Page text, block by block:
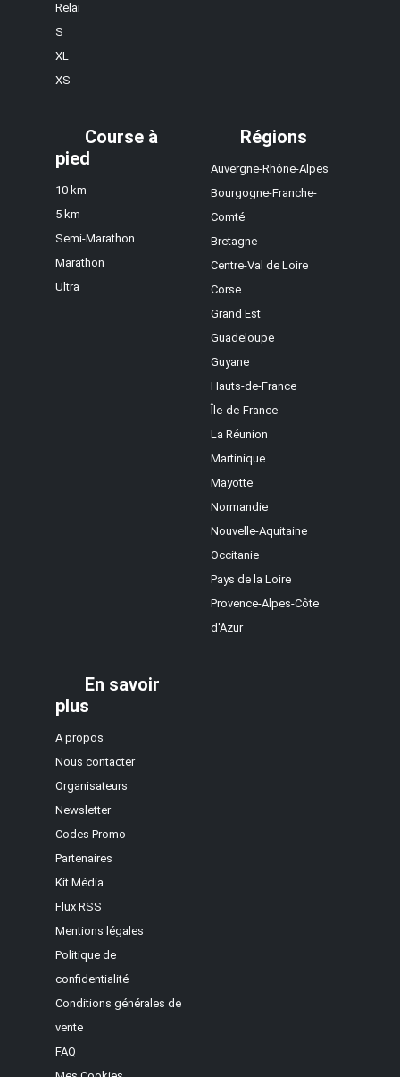
Relai
S
XL
XS
Course à
pied
10 km
5 km
Semi-Marathon
Marathon
Ultra
Régions
Auvergne-Rhône-Alpes
Bourgogne-Franche-
Comté
Bretagne
Centre-Val de Loire
Corse
Grand Est
Guadeloupe
Guyane
Hauts-de-France
Île-de-France
La Réunion
Martinique
Mayotte
Normandie
Nouvelle-Aquitaine
Occitanie
Pays de la Loire
Provence-Alpes-Côte
d'Azur
En savoir
plus
A propos
Nous contacter
Organisateurs
Newsletter
Codes Promo
Partenaires
Kit Média
Flux RSS
Mentions légales
Politique de
confidentialité
Conditions générales de
vente
FAQ